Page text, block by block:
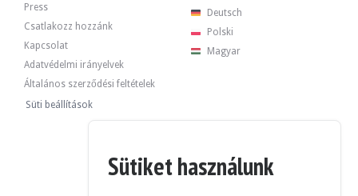
Az eladó egy magánszemély, aki Franciaországban, Maudétour en
Az eladó tartalékárat kívánt meghatározni.
Történeti jelentés
JELENTÉS MEGTEKINTÉSE
Press
Csatlakozz hozzánk
Kapcsolat
Adatvédelmi irányelvek
Általános szerződési feltételek
Süti beállítások
Deutsch
Polski
Magyar
Sütiket használunk